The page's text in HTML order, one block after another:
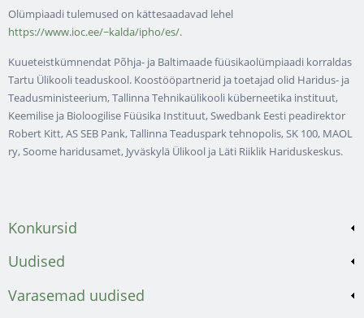
Olümpiaadi tulemused on kättesaadavad lehel
https://www.ioc.ee/~kalda/ipho/es/.
Kuueteistkümnendat Põhja- ja Baltimaade füüsikaolümpiaadi korraldas
Tartu Ülikooli teaduskool. Koostööpartnerid ja toetajad olid Haridus- ja
Teadusministeerium, Tallinna Tehnikaülikooli küberneetika instituut,
Keemilise ja Bioloogilise Füüsika Instituut, Swedbank Eesti peadirektor
Robert Kitt, AS SEB Pank, Tallinna Teaduspark tehnopolis, SK 100, MAOL
ry, Soome haridusamet, Jyväskylä Ülikool ja Läti Riiklik Hariduskeskus.
Konkursid
Uudised
Varasemad uudised